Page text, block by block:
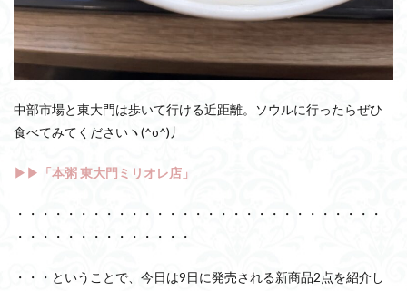
中部市場と東大門は歩いて行ける近距離。ソウルに行ったらぜひ
食べてみてくださいヽ(^o^)丿
▶▶「本粥 東大門ミリオレ店」
・・・・・・・・・・・・・・・・・・・・・・・・・・・・・
・・・・・・・・・・・・・・
・・・ということで、今日は9日に発売される新商品2点を紹介し